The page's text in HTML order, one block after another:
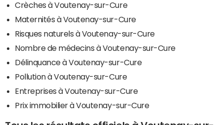
Crèches à Voutenay-sur-Cure
Maternités à Voutenay-sur-Cure
Risques naturels à Voutenay-sur-Cure
Nombre de médecins à Voutenay-sur-Cure
Délinquance à Voutenay-sur-Cure
Pollution à Voutenay-sur-Cure
Entreprises à Voutenay-sur-Cure
Prix immobilier à Voutenay-sur-Cure